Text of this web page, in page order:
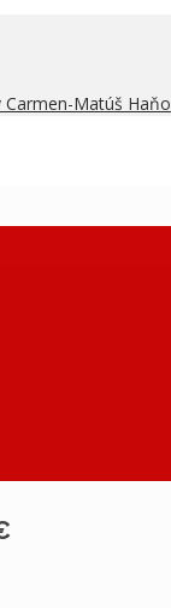
Matúš Haňo